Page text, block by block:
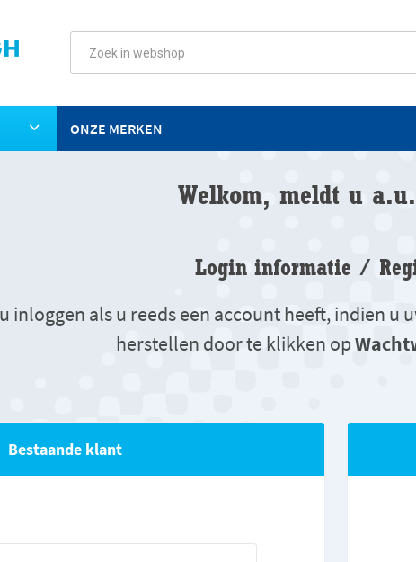
ONZE MERKEN
Welkom, meldt u
Login informatie /
inloggen als u reeds een account heeft, indien
herstellen door te klikken op
Bestaande klant